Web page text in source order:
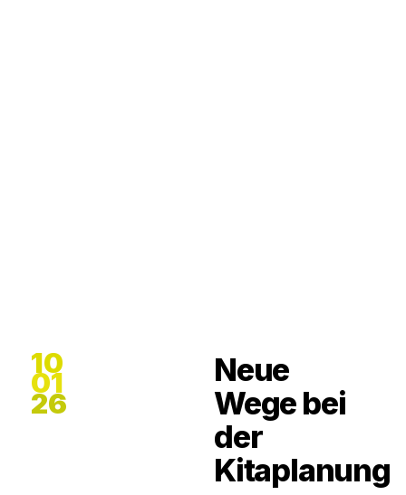
10
01
26
Neue
Wege bei
der
Kitaplanung